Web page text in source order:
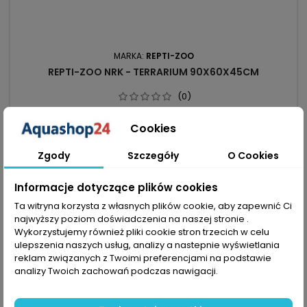
MARKA: REPTI-ZOO
REPTI-ZOO NRK - TERRARIUM 90X60X45CM
(0)
płazów i ssaków, który wyróżnia się nie tylko swoim unikalnym
designem, ale także sposobem budowy poszczególnych
elementów. Terrarium jest łatwe w montażu, funkcjonalne i
bezpieczne. Posiada listwę wentylacyjną, wodoodporną
Dodaj do koszyka
Ostatnie sztuki w magazynie
Cookies
Zgody Szczegóły O Cookies
Informacje dotyczące plików cookies
Ta witryna korzysta z własnych plików cookie, aby zapewnić Ci
najwyższy poziom doświadczenia na naszej stronie .
Wykorzystujemy również pliki cookie stron trzecich w celu
ulepszenia naszych usług, analizy a nastepnie wyświetlania
reklam związanych z Twoimi preferencjami na podstawie
analizy Twoich zachowań podczas nawigacji.